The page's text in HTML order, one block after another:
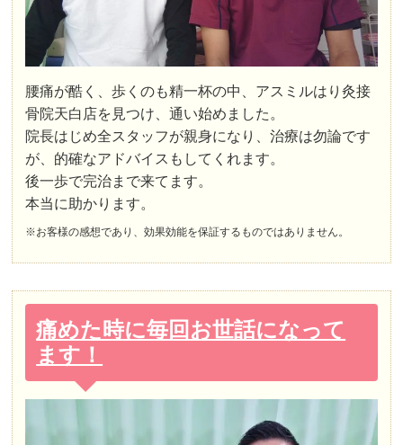
腰痛が酷く、歩くのも精一杯の中、アスミルはり灸接
骨院天白店を見つけ、通い始めました。
院長はじめ全スタッフが親身になり、治療は勿論です
が、的確なアドバイスもしてくれます。
後一歩で完治まで来てます。
本当に助かります。
※お客様の感想であり、効果効能を保証するものではありません。
痛めた時に毎回お世話になって
ます！